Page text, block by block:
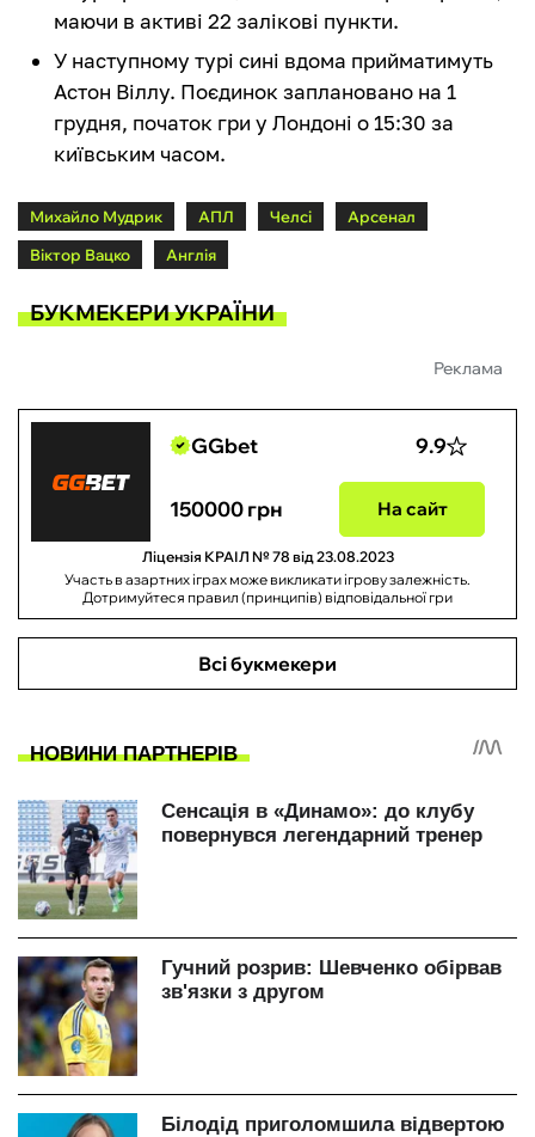
маючи в активі 22 залікові пункти.
У наступному турі сині вдома прийматимуть
Астон Віллу. Поєдинок заплановано на 1
грудня, початок гри у Лондоні о 15:30 за
київським часом.
Михайло Мудрик АПЛ Челсі
Арсенал
Віктор Вацко
Англія
БУКМЕКЕРИ УКРАЇНИ
Реклама
GGbet 9.9
150000 грн На сайт
Ліцензія КРАІЛ № 78 від 23.08.2023
Участь в азартних іграх може викликати ігрову залежність.
Дотримуйтеся правил (принципів) відповідальної гри
Всі букмекери